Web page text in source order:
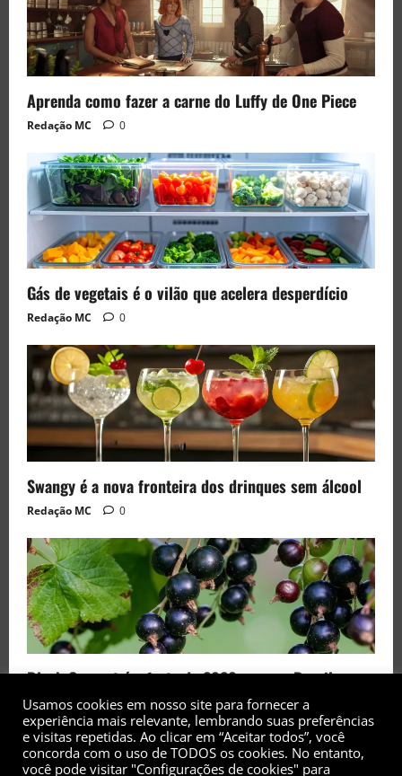
Aprenda como fazer a carne do Luffy de One Piece
Redação MC 0
Gás de vegetais é o vilão que acelera desperdício
Redação MC 0
Swangy é a nova fronteira dos drinques sem álcool
Redação MC 0
Black Currant é a fruta de 2026 rara no Brasil
Redação MC 0
Usamos cookies em nosso site para fornecer a
experiência mais relevante, lembrando suas preferências
e visitas repetidas. Ao clicar em “Aceitar todos”, você
concorda com o uso de TODOS os cookies. No entanto,
você pode visitar "Configurações de cookies" para